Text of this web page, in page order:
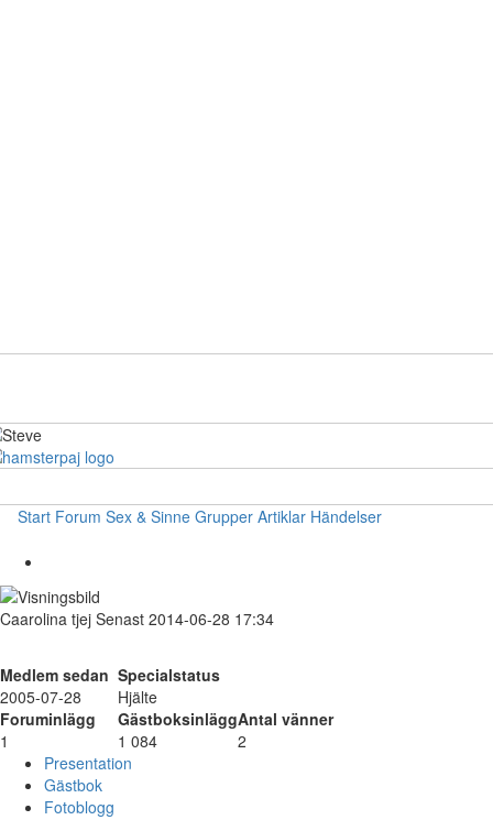
Start Forum Sex & Sinne Grupper Artiklar Händelser
Caarolina tjej Senast 2014-06-28 17:34
Medlem sedan Specialstatus
2005-07-28
Hjälte
Foruminlägg
GästboksinläggAntal vänner
1
1 084
2
Presentation
Gästbok
Fotoblogg